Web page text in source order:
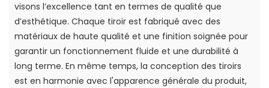
visons l’excellence tant en termes de qualité que
d’esthétique. Chaque tiroir est fabriqué avec des
matériaux de haute qualité et une finition soignée pour
garantir un fonctionnement fluide et une durabilité à
long terme. En même temps, la conception des tiroirs
est en harmonie avec l'apparence générale du produit,